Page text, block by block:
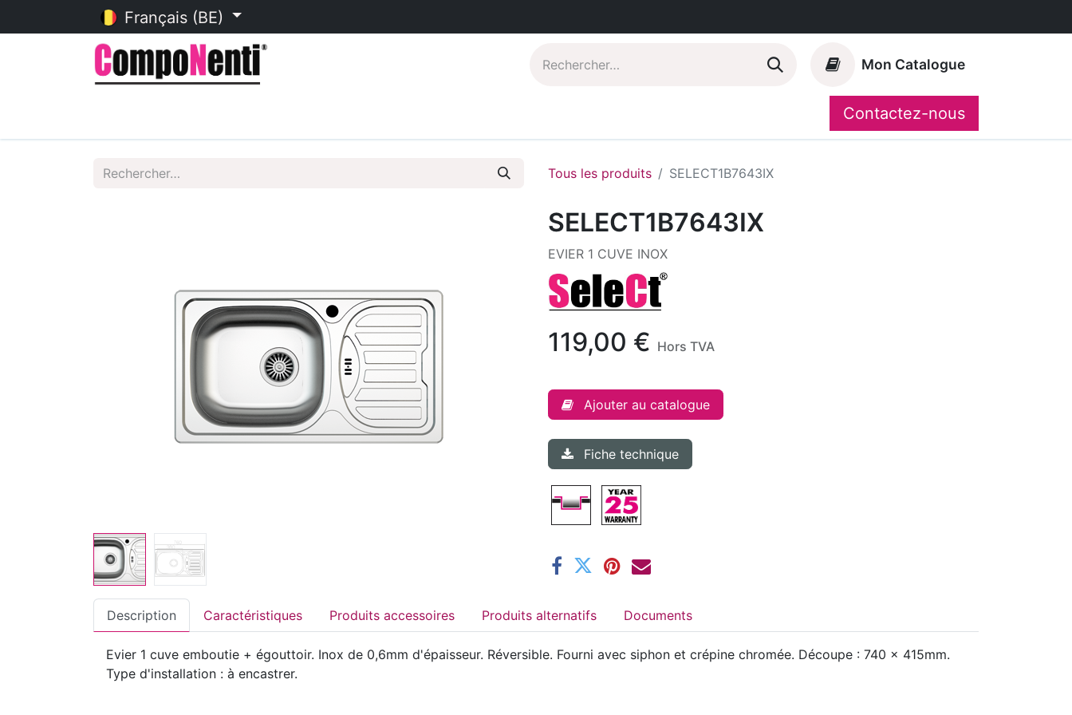
Français (BE)
Mon Catalogue
CompoShop
Contactez-nous
Tous les produits SELECT1B7643IX
SELECT1B7643IX
EVIER 1 CUVE INOX
119,00 € Hors TVA
Ajouter au catalogue
Fiche technique
Description Caractéristiques Produits accessoires Produits alternatifs Documents
Evier 1 cuve emboutie + égouttoir. Inox de 0,6mm d'épaisseur. Réversible. Fourni avec siphon et crépine chromée. Découpe : 740 x 415mm.
Type d'installation : à encastrer.